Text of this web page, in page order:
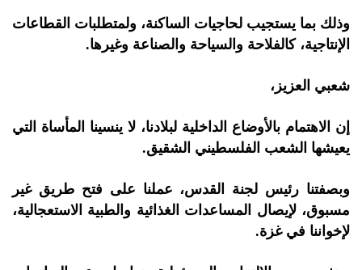
وذلك بما يستجيب لحاجيات الساكنة، ولمتطلبات القطاعات
الإنتاجية، كالفلاحة والسياحة والصناعة وغيرها.
شعبي العزيز،
إن الاهتمام بالأوضاع الداخلية لبلادنا، لا ينسينا المأساة التي
يعيشها الشعب الفلسطيني الشقيق.
وبصفتنا رئيس لجنة القدس، عملنا على فتح طريق غير
مسبوق، لإيصال المساعدات الغذائية والطبية الاستعجالية،
لإخواننا في غزة.